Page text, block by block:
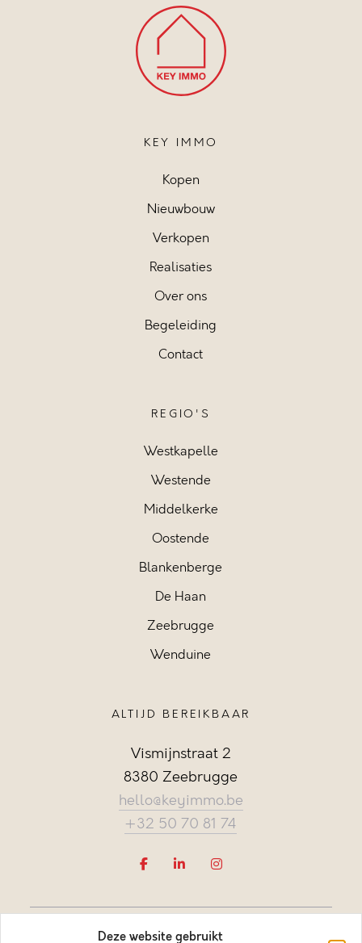
Deze website gebruikt
KEY IMMO
Kopen
Nieuwbouw
Verkopen
Realisaties
Over ons
Begeleiding
Contact
REGIO'S
Westkapelle
Westende
Middelkerke
Oostende
Blankenberge
De Haan
Zeebrugge
Wenduine
ALTIJD BEREIKBAAR
Vismijnstraat 2
8380 Zeebrugge
hello@keyimmo.be
+32 50 70 81 74